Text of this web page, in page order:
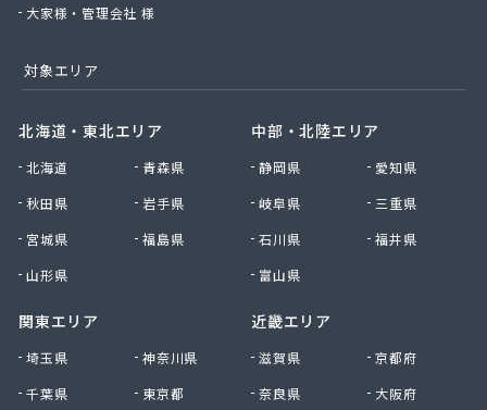
有限会社大西太商店
有限会社中武商事
有限会社長瀬商店
有限会社白石一商会
有限会社福田酸素商会 プロパン部
有限会社兵頭燃料店
有限会社豊後屋瓦斯
来島商店
大家様・管理会社 様
対象エリア
北海道・東北エリア
北海道
青森県
秋田県
岩手県
宮城県
福島県
山形県
関東エリア
埼玉県
神奈川県
千葉県
東京都
中部・北陸エリア
静岡県
愛知県
岐阜県
三重県
石川県
福井県
富山県
近畿エリア
滋賀県
京都府
奈良県
大阪府